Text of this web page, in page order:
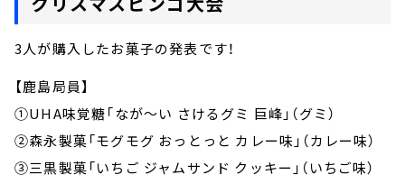
3人が購入したお菓子の発表です！
【鹿島局員】
①UHA味覚糖「なが～い さけるグミ 巨峰」（グミ）
②森永製菓「モグモグ おっとっと カレー味」（カレー味）
③三黒製菓「いちご ジャムサンド クッキー」（いちご味）